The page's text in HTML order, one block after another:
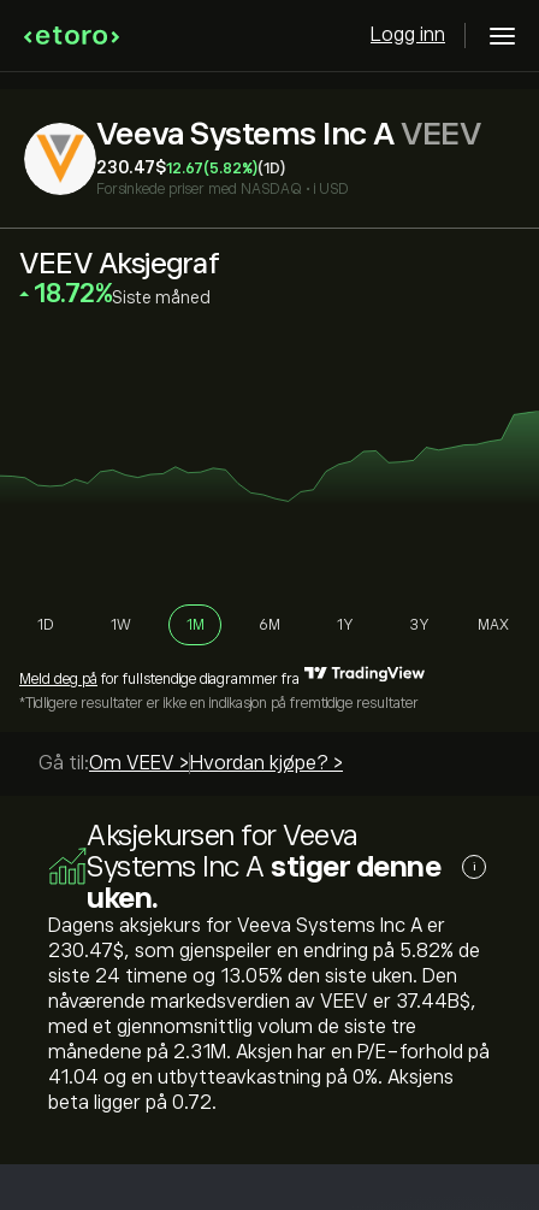
Logg inn
Veeva Systems Inc AVEEV
230.47‎$‎12.67(5.82%)(1D)
Forsinkede priser med NASDAQ • i USD
VEEV Aksjegraf
‎18.72‎ Siste måned
1D 1W 1M 6M 1Y 3Y MAX
Meld deg på for fullstendige diagrammer fra
*Tidligere resultater er ikke en indikasjon på fremtidige resultater
Gå til:Om VEEV > Hvordan kjøpe? >
Aksjekursen for Veeva
Systems Inc A stiger denne
uken.
i
Dagens aksjekurs for Veeva Systems Inc A er
230.47‎$‎, som gjenspeiler en endring på ‎5.82‎% de
siste 24 timene og ‎13.05‎% den siste uken. Den
nåværende markedsverdien av VEEV er 37.44B‎$‎,
med et gjennomsnittlig volum de siste tre
månedene på 2.31M. Aksjen har en P/E-forhold på
41.04 og en utbytteavkastning på 0%. Aksjens
beta ligger på 0.72.